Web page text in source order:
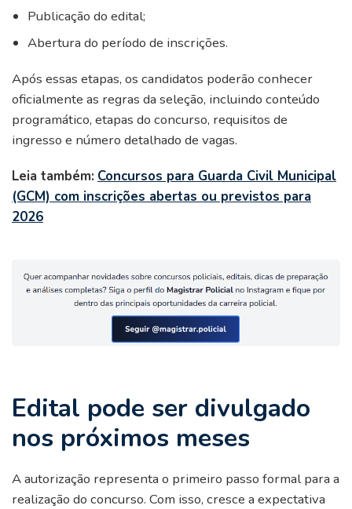
Publicação do edital;
Abertura do período de inscrições.
Após essas etapas, os candidatos poderão conhecer
oficialmente as regras da seleção, incluindo conteúdo
programático, etapas do concurso, requisitos de
ingresso e número detalhado de vagas.
Leia também: Concursos para Guarda Civil Municipal
(GCM) com inscrições abertas ou previstos para
2026
Edital pode ser divulgado
nos próximos meses
A autorização representa o primeiro passo formal para a
realização do concurso. Com isso, cresce a expectativa